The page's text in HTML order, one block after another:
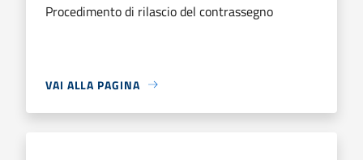
Procedimento di rilascio del contrassegno
VAI ALLA PAGINA